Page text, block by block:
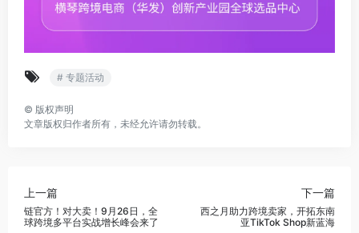
# 专题活动
© 版权声明
文章版权归作者所有，未经允许请勿转载。
上一篇
链官方！对大卖！9月26日，全
球跨境多平台实战增长峰会来了
下一篇
西之月助力跨境卖家，开拓东南
亚TikTok Shop新蓝海